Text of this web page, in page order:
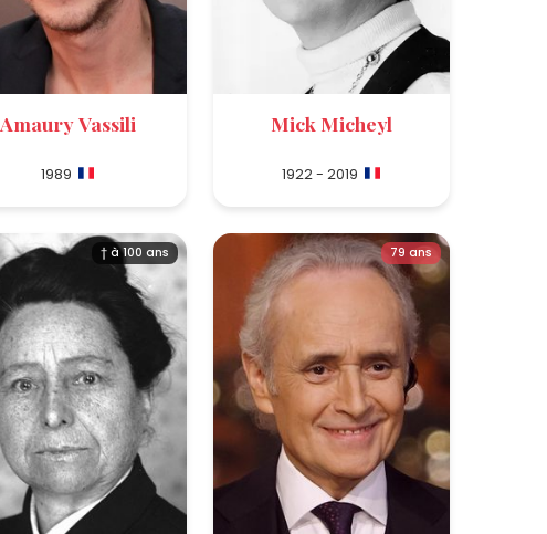
Amaury Vassili
1989
Mick Micheyl
1922 - 2019
† à 100 ans 79 ans